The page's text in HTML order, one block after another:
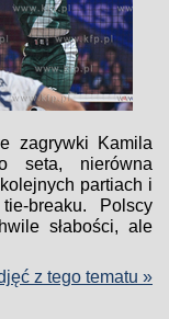
zagrywki Kamila
seta, nierówna
partiach i
breaku. Polscy
słabości, ale
z tego tematu »